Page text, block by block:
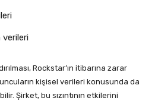
verileri
Rockstar’ın itibarına zarar
kişisel verileri konusunda da
Şirket, bu sızıntının etkilerini